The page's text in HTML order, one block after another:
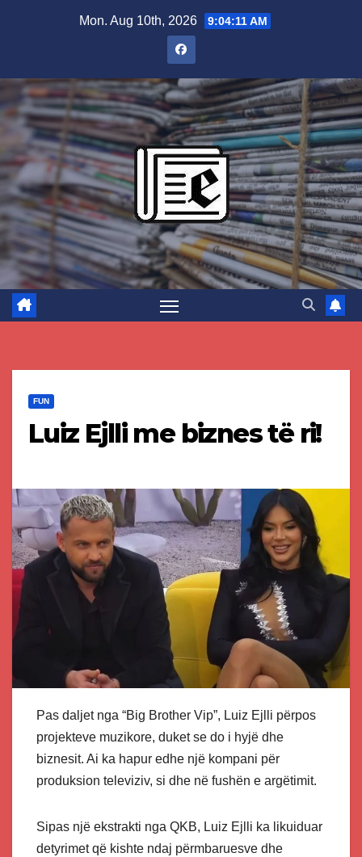
Mon. Aug 10th, 2026 9:04:12 AM
FUN
Luiz Ejlli me biznes të ri!
Pas daljet nga “Big Brother Vip”, Luiz Ejlli përpos
projekteve muzikore, duket se do i hyjë dhe
biznesit. Ai ka hapur edhe një kompani për
produksion televiziv, si dhe në fushën e argëtimit.
Sipas një ekstrakti nga QKB, Luiz Ejlli ka likuiduar
detyrimet që kishte ndaj përmbaruesve dhe